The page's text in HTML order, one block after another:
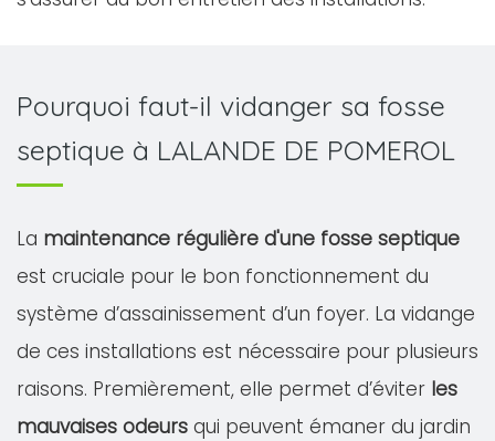
Pourquoi faut-il vidanger sa fosse
septique à LALANDE DE POMEROL
La maintenance régulière d'une fosse septique
est cruciale pour le bon fonctionnement du
système d’assainissement d’un foyer. La vidange
de ces installations est nécessaire pour plusieurs
raisons. Premièrement, elle permet d’éviter les
mauvaises odeurs qui peuvent émaner du jardin